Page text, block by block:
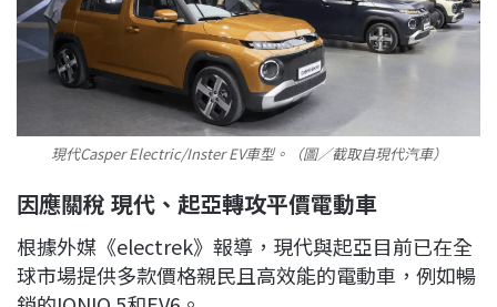
現代Casper Electric/Inster EV車型。（圖／截取自現代汽車）
因應關稅 現代、起亞轉攻平價電動車
根據外媒《electrek》報導，現代與起亞目前已在全
球市場提供多款價格親民且高效能的電動車，例如暢